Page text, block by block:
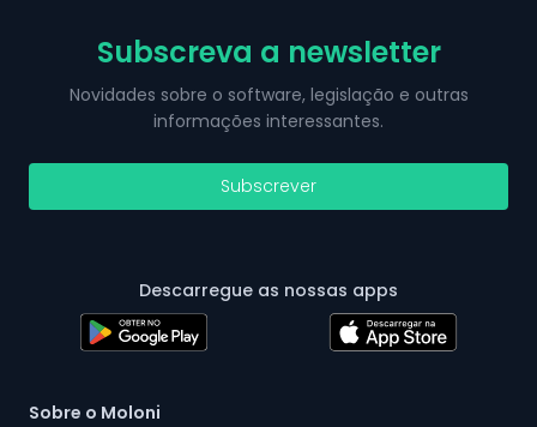
Subscreva a newsletter
Novidades sobre o software, legislação e outras
informações interessantes.
Subscrever
Descarregue as nossas apps
Sobre o Moloni